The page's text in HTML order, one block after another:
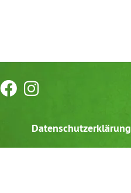
Datenschutzerklärung